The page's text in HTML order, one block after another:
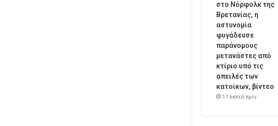
στο Νόρφολκ της
Βρετανίας, η
αστυνομία
φυγάδευσε
παράνομους
μετανάστες από
κτίριο υπό τις
απειλές των
κατοίκων, βίντεο
17 λεπτά πρίν